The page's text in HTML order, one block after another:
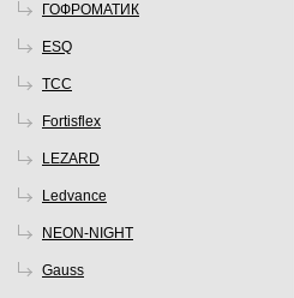
ГОФРОМАТИК
ESQ
ТСС
Fortisflex
LEZARD
Ledvance
NEON-NIGHT
Gauss